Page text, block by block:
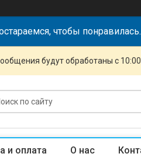
чтобы понравилась.
будут обработаны с
и оплата О нас